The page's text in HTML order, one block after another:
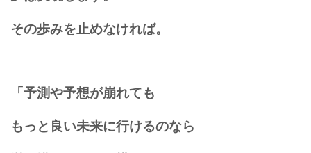
その歩みを止めなければ。
「予測や予想が崩れても
もっと良い未来に行けるのなら